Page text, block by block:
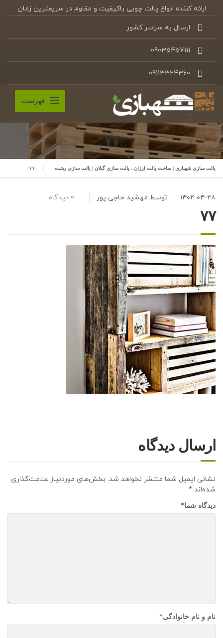
ارائه کننده انواع پالت چوبی باکیفیت و مقاوم در سریعترین زمان
ارسال به سراسر کشور
09035457111
09113324360
فهرست
۷۷
پالت سازی شهبازی | ساخت پالت ارزان ، پالت سازی گیلان | پالت سازی رشت ۷۷
۱۴۰۲-۰۴-۲۸ توسط مهشید حاجی پور 0 دیدگاه
۷۷
ارسال دیدگاه
نشانی ایمیل شما منتشر نخواهد شد. بخش‌های موردنیاز علامت‌گذاری
شده‌اند *
دیدگاه شما*
نام و نام خانوادگی*